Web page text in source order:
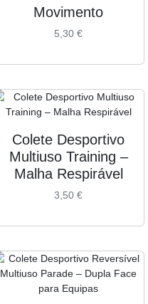
Movimento
5,30 €
Colete Desportivo
Multiuso Training –
Malha Respirável
3,50 €